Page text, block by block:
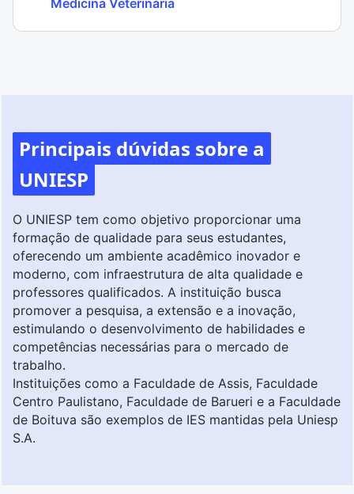
Principais dúvidas sobre a
UNIESP
O UNIESP tem como objetivo proporcionar uma
formação de qualidade para seus estudantes,
oferecendo um ambiente acadêmico inovador e
moderno, com infraestrutura de alta qualidade e
professores qualificados. A instituição busca
promover a pesquisa, a extensão e a inovação,
estimulando o desenvolvimento de habilidades e
competências necessárias para o mercado de
trabalho.
Instituições como a Faculdade de Assis, Faculdade
Centro Paulistano, Faculdade de Barueri e a Faculdade
de Boituva são exemplos de IES mantidas pela Uniesp
S.A.